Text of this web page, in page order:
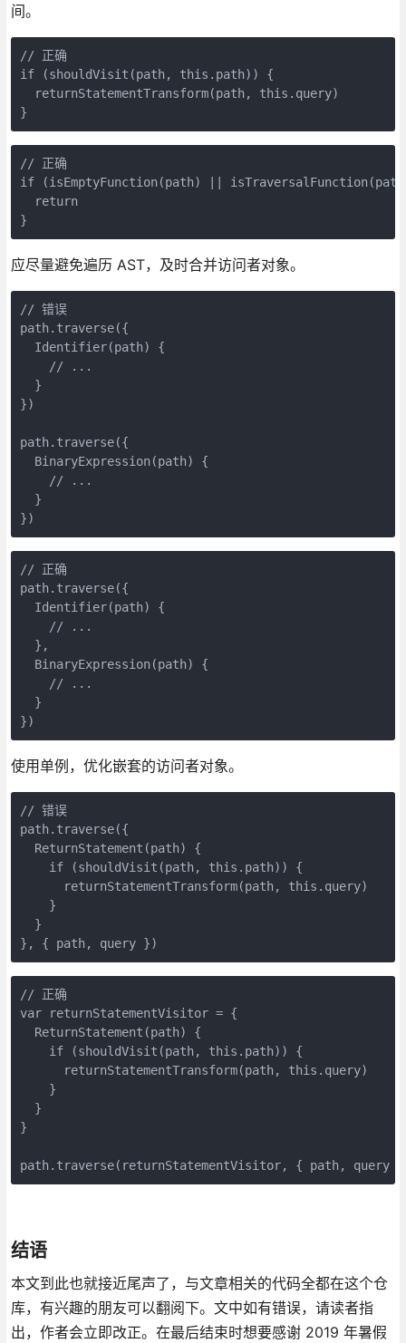
间。
// 正确
if (shouldVisit(path, this.path)) {
  returnStatementTransform(path, this.query)
}
// 正确
if (isEmptyFunction(path) ||
  return
}
应尽量避免遍历 AST，及时合并访问者对象。
// 错误
path.traverse({
  Identifier(path) {
    // ...
  }
})
path.traverse({
  BinaryExpression(path) {
    // ...
  }
})
// 正确
path.traverse({
  Identifier(path) {
    // ...
  },
  BinaryExpression(path) {
    // ...
  }
})
使用单例，优化嵌套的访问者对象。
// 错误
path.traverse({
  ReturnStatement(path) {
    if (shouldVisit(path, this.path)) {
      returnStatementTransform(path, this.query)
    }
  }
}, { path, query })
// 正确
var returnStatementVisitor = {
  ReturnStatement(path) {
    if (shouldVisit(path, this.path)) {
      returnStatementTransform(path, this.query)
    }
  }
}
path.traverse(returnStatementVisitor, { path, query
结语
本文到此也就接近尾声了，与文章相关的代码全都在这个仓
库，有兴趣的朋友可以翻阅下。文中如有错误，请读者指
出，作者会立即改正。在最后结束时想要感谢 2019 年暑假